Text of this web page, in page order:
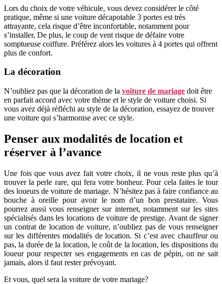
Lors du choix de votre véhicule, vous devez considérer le côté
pratique, même si une voiture décapotable 3 portes est très
attrayante, cela risque d’être inconfortable, notamment pour
s’installer, De plus, le coup de vent risque de défaire votre
somptueuse coiffure. Préférez alors les voitures à 4 portes qui offrent
plus de confort.
La décoration
N’oubliez pas que la décoration de la voiture de mariage doit être
en parfait accord avec votre thème et le style de voiture choisi. Si
vous avez déjà réfléchi au style de la décoration, essayez de trouver
une voiture qui s’harmonise avec ce style.
Penser aux modalités de location et
réserver à l’avance
Une fois que vous avez fait votre choix, il ne vous reste plus qu’à
trouver la perle rare, qui fera votre bonheur. Pour cela faites le tour
des loueurs de voiture de mariage. N’hésitez pas à faire confiance au
bouche à oreille pour avoir le nom d’un bon prestataire. Vous
pourrez aussi vous renseigner sur internet, notamment sur les sites
spécialisés dans les locations de voiture de prestige. Avant de signer
un contrat de location de voiture, n’oubliez pas de vous renseigner
sur les différentes modalités de location. Si c’est avec chauffeur ou
pas, la durée de la location, le coût de la location, les dispositions du
loueur pour respecter ses engagements en cas de pépin, on ne sait
jamais, alors il faut rester prévoyant.
Et vous, quel sera la voiture de votre mariage?